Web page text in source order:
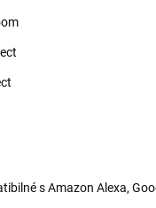
s Amazon Alexa,